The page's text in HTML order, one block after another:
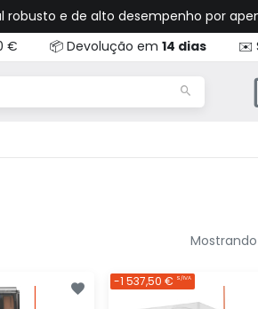
e de alto desempenho por
€ 📦 Devolução em 14 dias ✉️
-1 537,50 € S/IVA